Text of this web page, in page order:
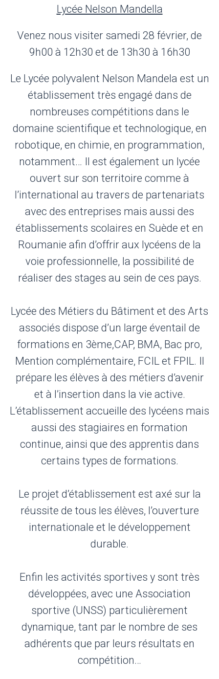
Lycée Nelson Mandella
Venez nous visiter samedi 28 février, de
9h00 à 12h30 et de 13h30 à 16h30
Le Lycée polyvalent Nelson Mandela est un
établissement très engagé dans de
nombreuses compétitions dans le
domaine scientifique et technologique, en
robotique, en chimie, en programmation,
notamment… Il est également un lycée
ouvert sur son territoire comme à
l’international au travers de partenariats
avec des entreprises mais aussi des
établissements scolaires en Suède et en
Roumanie afin d’offrir aux lycéens de la
voie professionnelle, la possibilité de
réaliser des stages au sein de ces pays.
Lycée des Métiers du Bâtiment et des Arts
associés dispose d’un large éventail de
formations en 3ème,CAP, BMA, Bac pro,
Mention complémentaire, FCIL et FPIL. Il
prépare les élèves à des métiers d’avenir
et à l’insertion dans la vie active.
L’établissement accueille des lycéens mais
aussi des stagiaires en formation
continue, ainsi que des apprentis dans
certains types de formations.
Le projet d’établissement est axé sur la
réussite de tous les élèves, l’ouverture
internationale et le développement
durable.
Enfin les activités sportives y sont très
développées, avec une Association
sportive (UNSS) particulièrement
dynamique, tant par le nombre de ses
adhérents que par leurs résultats en
compétition…